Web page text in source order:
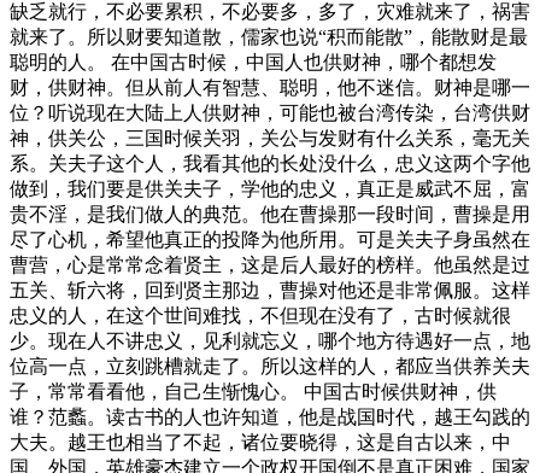
缺乏就行，不必要累积，不必要多，多了，灾难就来了，祸害
就来了。所以财要知道散，儒家也说“积而能散”，能散财是最
聪明的人。 在中国古时候，中国人也供财神，哪个都想发
财，供财神。但从前人有智慧、聪明，他不迷信。财神是哪一
位？听说现在大陆上人供财神，可能也被台湾传染，台湾供财
神，供关公，三国时候关羽，关公与发财有什么关系，毫无关
系。关夫子这个人，我看其他的长处没什么，忠义这两个字他
做到，我们要是供关夫子，学他的忠义，真正是威武不屈，富
贵不淫，是我们做人的典范。他在曹操那一段时间，曹操是用
尽了心机，希望他真正的投降为他所用。可是关夫子身虽然在
曹营，心是常常念着贤主，这是后人最好的榜样。他虽然是过
五关、斩六将，回到贤主那边，曹操对他还是非常佩服。这样
忠义的人，在这个世间难找，不但现在没有了，古时候就很
少。现在人不讲忠义，见利就忘义，哪个地方待遇好一点，地
位高一点，立刻跳槽就走了。所以这样的人，都应当供养关夫
子，常常看看他，自己生惭愧心。 中国古时候供财神，供
谁？范蠡。读古书的人也许知道，他是战国时代，越王勾践的
大夫。越王也相当了不起，诸位要晓得，这是自古以来，中
国、外国，英雄豪杰建立一个政权开国倒不是真正困难，国家